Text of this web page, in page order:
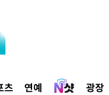
츠 연예 광장